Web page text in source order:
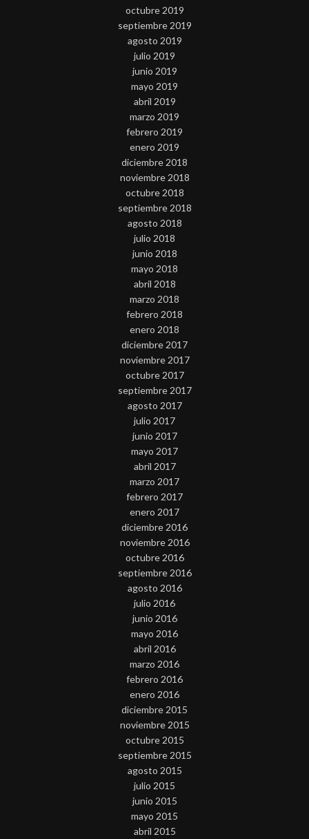
octubre 2019
septiembre 2019
agosto 2019
julio 2019
junio 2019
mayo 2019
abril 2019
marzo 2019
febrero 2019
enero 2019
diciembre 2018
noviembre 2018
octubre 2018
septiembre 2018
agosto 2018
julio 2018
junio 2018
mayo 2018
abril 2018
marzo 2018
febrero 2018
enero 2018
diciembre 2017
noviembre 2017
octubre 2017
septiembre 2017
agosto 2017
julio 2017
junio 2017
mayo 2017
abril 2017
marzo 2017
febrero 2017
enero 2017
diciembre 2016
noviembre 2016
octubre 2016
septiembre 2016
agosto 2016
julio 2016
junio 2016
mayo 2016
abril 2016
marzo 2016
febrero 2016
enero 2016
diciembre 2015
noviembre 2015
octubre 2015
septiembre 2015
agosto 2015
julio 2015
junio 2015
mayo 2015
abril 2015